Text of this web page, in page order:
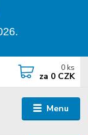
Menu
0 ks
za 0 CZK